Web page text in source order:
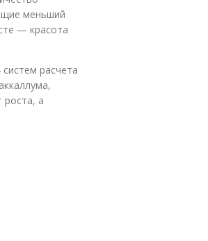
меньший
— красота
расчета
а